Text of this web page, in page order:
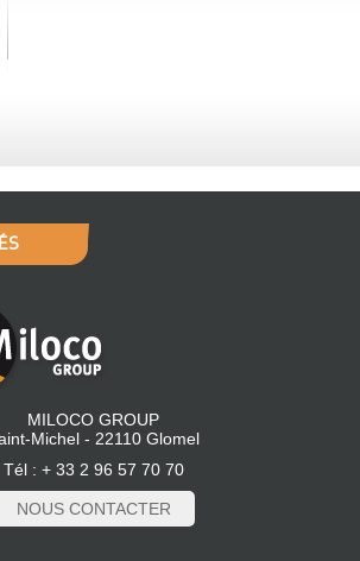
MILOCO GROUP
Michel - 22110 Glomel
Tél : + 33 2 96 57 70 70
NOUS CONTACTER